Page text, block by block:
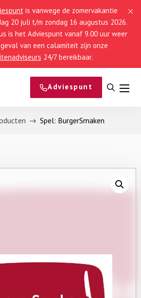
is vanwege de zomervakantie
20 juli t/m zondag 16 augustus 2026.
is het Adviespunt vanaf 9.00 uur weer
van een calamiteit zijn onze
24/7 bereikbaar.
Adviespunt
Open
Spel: BurgerSmaken